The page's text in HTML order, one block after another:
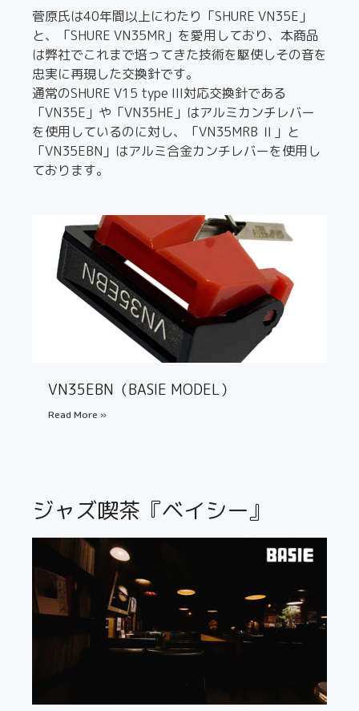
菅原氏は40年間以上にわたり「SHURE VN35E」
と、「SHURE VN35MR」を愛用しており、本商品
は弊社でこれまで培ってきた技術を駆使しその音を
忠実に再現した交換針です。
通常のSHURE V15 type III対応交換針である
「VN35E」や「VN35HE」はアルミカンチレバー
を使用しているのに対し、「VN35MRB Ⅱ」と
「VN35EBN」はアルミ合金カンチレバーを使用し
ております。
VN35EBN（BASIE MODEL）
Read More »
ジャズ喫茶『ベイシー』